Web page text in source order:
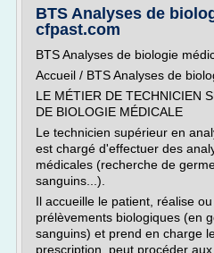
BTS Analyses de
cfpast.com
BTS Analyses de biologie
Accueil / BTS Analyses de
LE MÉTIER DE TECHNICIEN
DE BIOLOGIE MÉDICALE
Le technicien supérieur en
est chargé d'effectuer des
médicales (recherche de
sanguins...).
Il accueille le patient, réalise
prélèvements biologiques (en
sanguins) et prend en charge
prescription, peut procéder